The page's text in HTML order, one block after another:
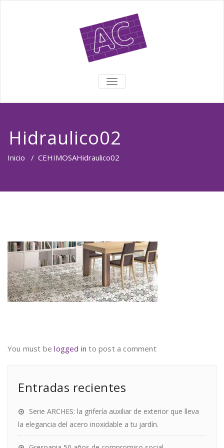
TOGGLE NAVIGATION
Hidraulico02
Inicio / CEHIMOSAHidraulico02
You must belogged in to post a comment
Entradas recientes
Serie ARCHES: la grifería auxiliar de exterior que lleva
la elegancia del acero inoxidable a tu jardín.